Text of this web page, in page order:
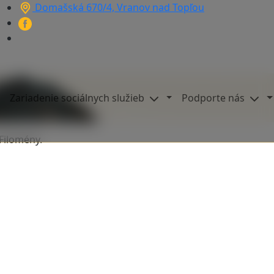
Domašská 670/4, Vranov nad Topľou
Zariadenie sociálnych služieb Podporte nás